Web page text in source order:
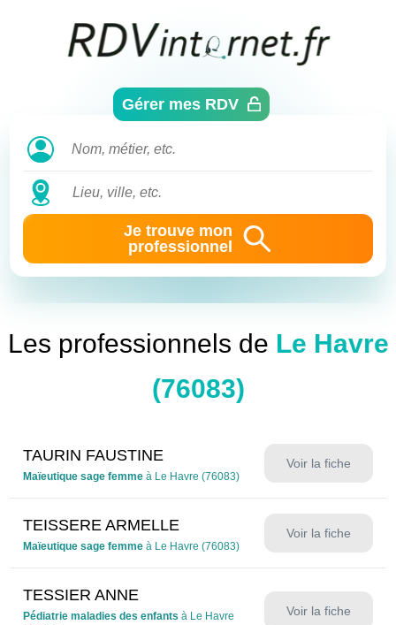
Gérer mes RDV
Je trouve mon
professionnel
Les professionnels de Le Havre
(76083)
TAURIN FAUSTINE
Maïeutique sage femme à Le Havre (76083)
Voir la fiche
TEISSERE ARMELLE
Maïeutique sage femme à Le Havre (76083)
Voir la fiche
TESSIER ANNE
Pédiatrie maladies des enfants à Le Havre
Voir la fiche